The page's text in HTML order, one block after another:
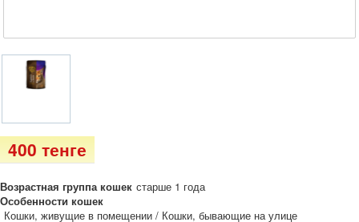
400 тенге
Возрастная группа кошек старше 1 года
Особенности кошек
Кошки, живущие в помещении / Кошки, бывающие на улице